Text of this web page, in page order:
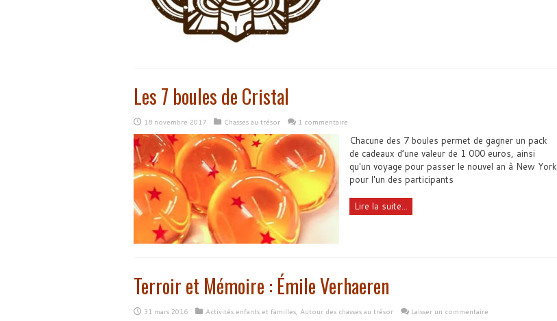
Les 7 boules de Cristal
18 novembre 2017 Chasses au trésor 1 commentaire
Chacune des 7 boules permet de gagner un pack
de cadeaux d’une valeur de 1 000 euros, ainsi
qu'un voyage pour passer le nouvel an à New York
pour l'un des participants
Lire la suite...
Terroir et Mémoire : Émile Verhaeren
31 mars 2016 Activités enfants et familles, Autour des chasses au trésor Laisser un commentaire